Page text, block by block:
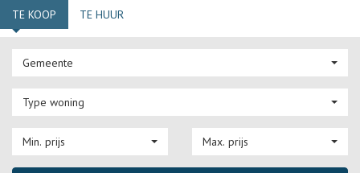
Gemeente
Type woning
Min. prijs Max. prijs
TE KOOP TE HUUR